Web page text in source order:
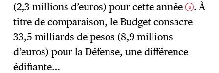
(2,3 millions d’euros) pour cette année 6 . À
titre de comparaison, le Budget consacre
33,5 milliards de pesos (8,9 millions
d’euros) pour la Défense, une différence
édifiante…